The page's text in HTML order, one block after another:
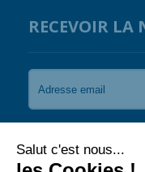
RECEVOIR LA
Je souhaite
Guardian.